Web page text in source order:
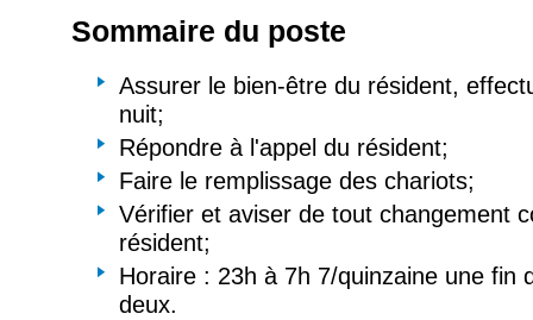
Sommaire du poste
Assurer le bien-être du résident,
nuit;
Répondre à l'appel du résident;
Faire le remplissage des chariots;
Vérifier et aviser de tout changement
résident;
Horaire : 23h à 7h 7/quinzaine une fin
deux.